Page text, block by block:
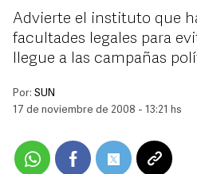
Advierte el instituto que
facultades legales para
llegue a las campañas
Por: SUN
17 de noviembre de 2008 - 13:21 hs